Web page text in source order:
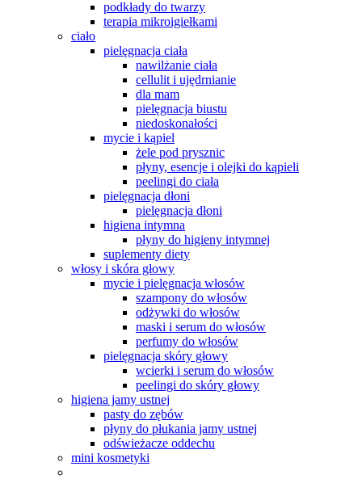
podkłady do twarzy
terapia mikroigiełkami
ciało
pielęgnacja ciała
nawilżanie ciała
cellulit i ujędrnianie
dla mam
pielęgnacja biustu
niedoskonałości
mycie i kąpiel
żele pod prysznic
płyny, esencje i olejki do kąpieli
peelingi do ciała
pielęgnacja dłoni
pielęgnacja dłoni
higiena intymna
płyny do higieny intymnej
suplementy diety
włosy i skóra głowy
mycie i pielęgnacja włosów
szampony do włosów
odżywki do włosów
maski i serum do włosów
perfumy do włosów
pielęgnacja skóry głowy
wcierki i serum do włosów
peelingi do skóry głowy
higiena jamy ustnej
pasty do zębów
płyny do płukania jamy ustnej
odświeżacze oddechu
mini kosmetyki